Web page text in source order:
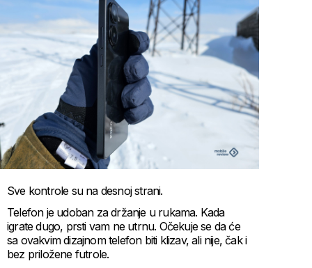
Sve kontrole su na desnoj strani.
Telefon je udoban za držanje u rukama. Kada
igrate dugo, prsti vam ne utrnu. Očekuje se da će
sa ovakvim dizajnom telefon biti klizav, ali nije, čak i
bez priložene futrole.